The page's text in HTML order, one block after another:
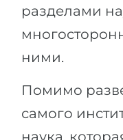
разделами
ними.
Помимо
самого
наука,